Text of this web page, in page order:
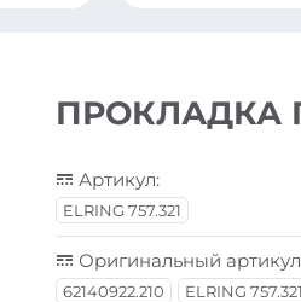
ПРОКЛАДКА
Артикул:
ELRING 757.321
Оригинальный
62140922.210 ELRING 757.321